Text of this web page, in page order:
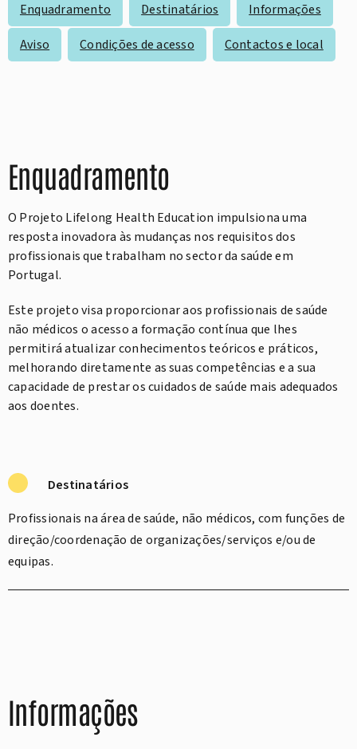
Enquadramento Destinatários
Informações
Aviso
Condições de acesso Contactos e local
Enquadramento
O Projeto Lifelong Health Education impulsiona uma
resposta inovadora às mudanças nos requisitos dos
profissionais que trabalham no sector da saúde em
Portugal.
Este projeto visa proporcionar aos profissionais de saúde
não médicos o acesso a formação contínua que lhes
permitirá atualizar conhecimentos teóricos e práticos,
melhorando diretamente as suas competências e a sua
capacidade de prestar os cuidados de saúde mais adequados
aos doentes.
Destinatários
Profissionais na área de saúde, não médicos, com funções de
direção/coordenação de organizações/serviços e/ou de
equipas.
Informações